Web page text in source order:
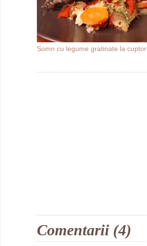
Somn cu legume gratinate la cuptor
Comentarii (4)